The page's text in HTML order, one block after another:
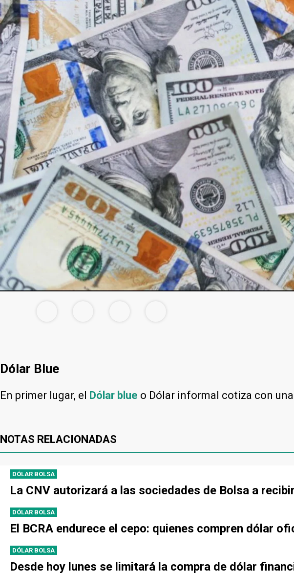
Dólar Blue
En primer lugar, el Dólar blue o Dólar informal cotiza con
NOTAS RELACIONADAS
DÓLAR BOLSA
La CNV autorizará a las sociedades de Bolsa a
DÓLAR BOLSA
El BCRA endurece el cepo: quienes compren dólar
DÓLAR BOLSA
Desde hoy lunes se limitará la compra de dólar